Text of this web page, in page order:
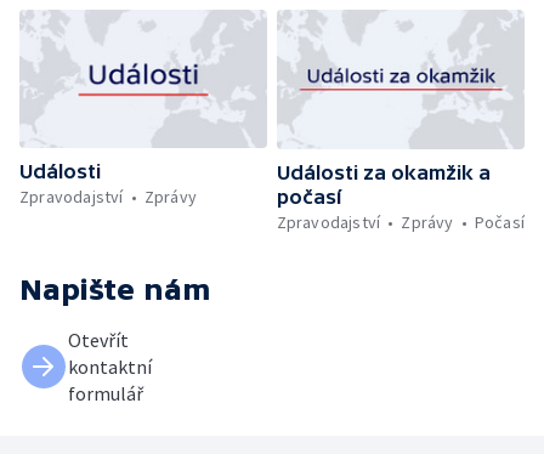
Události
Zpravodajství
Zprávy
Události za okamžik a
počasí
Zpravodajství
Zprávy Počasí
Napište nám
Otevřít
kontaktní
formulář